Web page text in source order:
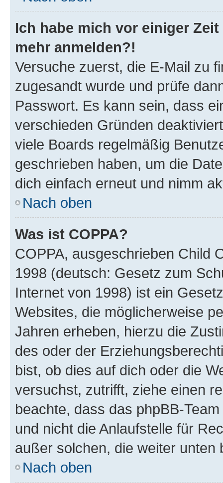
Ich habe mich vor einiger
mehr anmelden?!
Versuche zuerst, die E-Mail zu
zugesandt wurde und prüfe
Passwort. Es kann sein, dass
verschieden Gründen
viele Boards regelmäßig
geschrieben haben, um die
dich einfach erneut und nimm
Nach oben
Was ist COPPA?
COPPA, ausgeschrieben Child
1998 (deutsch: Gesetz zum
Internet von 1998) ist ein
Websites, die möglicherweise
Jahren erheben, hierzu die
des oder der
bist, ob dies auf dich oder die
versuchst, zutrifft, ziehe einen
beachte, dass das phpBB-
und nicht die Anlaufstelle für
außer solchen, die weiter unten
Nach oben